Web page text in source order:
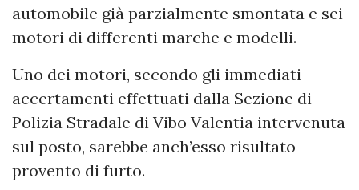
automobile già parzialmente smontata e sei
motori di differenti marche e modelli.
Uno dei motori, secondo gli immediati
accertamenti effettuati dalla Sezione di
Polizia Stradale di Vibo Valentia intervenuta
sul posto, sarebbe anch’esso risultato
provento di furto.